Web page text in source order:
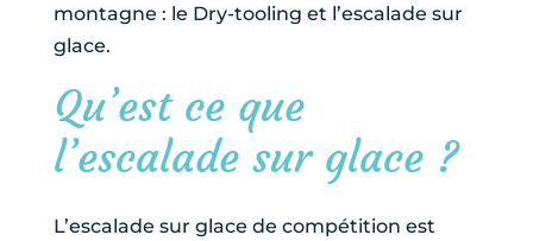
montagne : le Dry-tooling et l’escalade sur
glace.
Qu’est ce que
l’escalade sur glace ?
L’escalade sur glace de compétition est